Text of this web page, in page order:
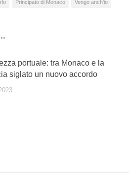
Principato di Monaco Vengo anch'io
portuale: tra Monaco e la
siglato un nuovo accordo